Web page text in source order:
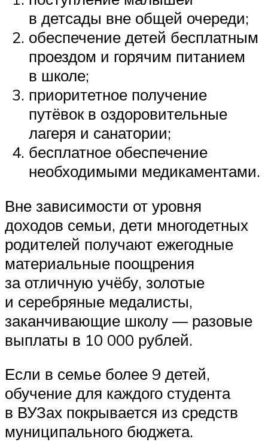
в детсады вне общей очереди;
обеспечение детей бесплатным
проездом и горячим питанием
в школе;
приоритетное получение
путёвок в оздоровительные
лагеря и санатории;
бесплатное обеспечение
необходимыми медикаментами.
Вне зависимости от уровня
доходов семьи, дети многодетных
родителей получают ежегодные
материальные поощрения
за отличную учёбу, золотые
и серебряные медалисты,
заканчивающие школу — разовые
выплаты в 10 000 рублей.
Если в семье более 9 детей,
обучение для каждого студента
в ВУЗах покрывается из средств
муниципального бюджета.